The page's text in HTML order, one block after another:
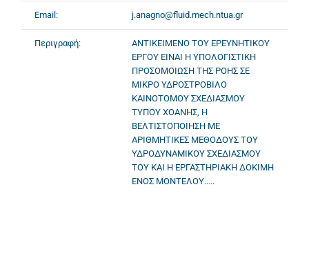
Email: j.anagno@fluid.mech.ntua.gr
Περιγραφή:
ΑΝΤΙΚΕΙΜΕΝΟ ΤΟΥ ΕΡΕΥΝΗΤΙΚΟΥ
ΕΡΓΟΥ ΕΙΝΑΙ Η ΥΠΟΛΟΓΙΣΤΙΚΗ
ΠΡΟΣΟΜΟΙΩΣΗ ΤΗΣ ΡΟΗΣ ΣΕ
ΜΙΚΡΟ ΥΔΡΟΣΤΡΟΒΙΛΟ
ΚΑΙΝΟΤΟΜΟΥ ΣΧΕΔΙΑΣΜΟΥ
ΤΥΠΟΥ ΧΟΑΝΗΣ, Η
ΒΕΛΤΙΣΤΟΠΟΙΗΣΗ ΜΕ
ΑΡΙΘΜΗΤΙΚΕΣ ΜΕΘΟΔΟΥΣ ΤΟΥ
ΥΔΡΟΔΥΝΑΜΙΚΟΥ ΣΧΕΔΙΑΣΜΟΥ
ΤΟΥ ΚΑΙ Η ΕΡΓΑΣΤΗΡΙΑΚΗ ΔΟΚΙΜΗ
ΕΝΟΣ ΜΟΝΤΕΛΟΥ.....